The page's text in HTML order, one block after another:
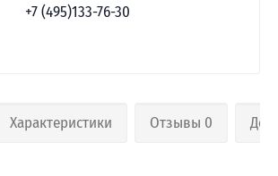
+7 (495)133-76-30
Характеристики Отзывы 0